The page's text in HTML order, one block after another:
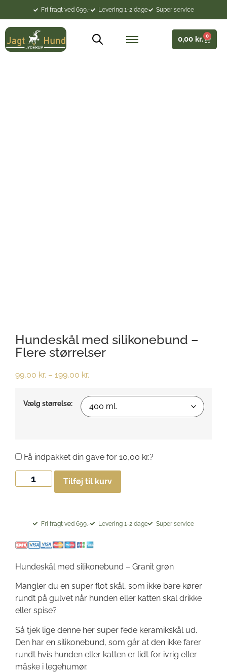
Fri fragt ved 699.- Levering 1-2 dage Super service
0,00 kr. 0
Hundeskål med silikonebund –
Flere størrelser
99,00 kr. – 199,00 kr.
Vælg størrelse:
Tilføj til kurv
Få indpakket din gave for 10,00 kr.?
Fri fragt ved 699.- Levering 1-2 dage Super service
Hundeskål med silikonebund – Granit grøn
Mangler du en super flot skål, som ikke bare kører
rundt på gulvet når hunden eller katten skal drikke
eller spise?
Så tjek lige denne her super fede keramikskål ud.
Den har en silikonebund, som går at den ikke farer
rundt hvis hunden eller katten er lidt for ivrig eller
måske i legehumør.